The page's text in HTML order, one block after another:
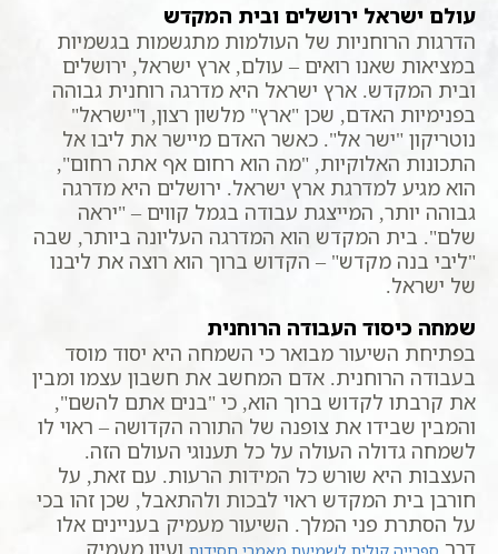
עולם ישראל ירושלים ובית המקדש
הדרגות הרוחניות של העולמות מתגשמות בגשמיות
במציאות שאנו רואים – עולם, ארץ ישראל, ירושלים
ובית המקדש. ארץ ישראל היא מדרגה רוחנית גבוהה
בפנימיות האדם, שכן "ארץ" מלשון רצון, ו"ישראל"
נוטריקון "ישר אל". כאשר האדם מיישר את ליבו אל
התכונות האלוקיות, "מה הוא רחום אף אתה רחום",
הוא מגיע למדרגת ארץ ישראל. ירושלים היא מדרגה
גבוהה יותר, המייצגת עבודה בגמל קווים – "יראה
שלם". בית המקדש הוא המדרגה העליונה ביותר, שבה
"ליבי בנה מקדש" – הקדוש ברוך הוא רוצה את ליבנו
של ישראל.
שמחה כיסוד העבודה הרוחנית
בפתיחת השיעור מבואר כי השמחה היא יסוד מוסד
בעבודה הרוחנית. אדם המחשב את חשבון עצמו ומבין
את קרבתו לקדוש ברוך הוא, כי "בנים אתם להשם",
והמבין שבידו את צופנה של התורה הקדושה – ראוי לו
לשמחה גדולה העולה על כל תענוגי העולם הזה.
העצבות היא שורש כל המידות הרעות. עם זאת, על
חורבן בית המקדש ראוי לבכות ולהתאבל, שכן זהו בכי
על הסתרת פני המלך. השיעור מעמיק בעניינים אלו
דרך
ועיון מעמיק.